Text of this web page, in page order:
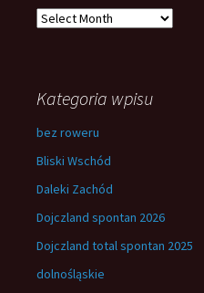
Archives
Kategoria wpisu
bez roweru
Bliski Wschód
Daleki Zachód
Dojczland spontan 2026
Dojczland total spontan 2025
dolnośląskie